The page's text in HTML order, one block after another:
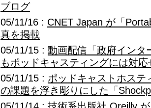
ブログ
05/11/16 : CNET Japan が「
真を掲載
05/11/15 : 動画配信「政府インタ
もポッドキャスティングには対応
05/11/15 : ポッドキャストホステ
の課題を浮き彫りにした「